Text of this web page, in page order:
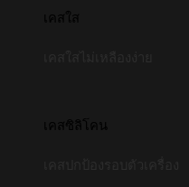
เคสใส
เคสซิลิโคน